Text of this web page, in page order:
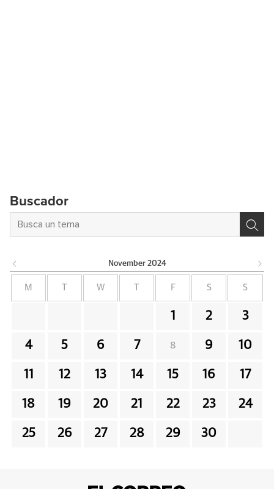
Buscador
November 2024
M W F S S
1 2 3
4 5 6 7 8 9 10
11 12 13 14 15 16 17
18 19 20 21 22 23 24
25 26 27 28 29 30